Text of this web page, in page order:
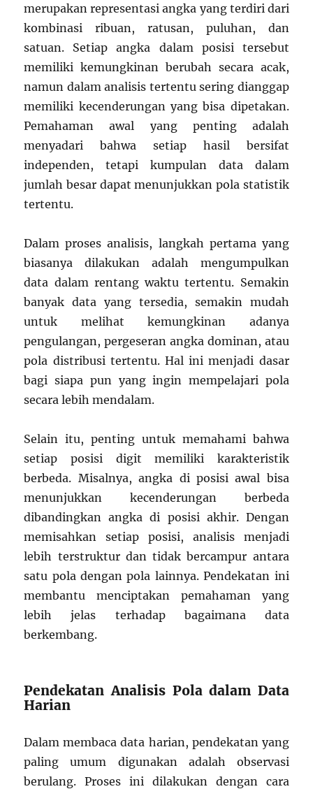
merupakan representasi angka yang terdiri dari
kombinasi ribuan, ratusan, puluhan, dan
satuan. Setiap angka dalam posisi tersebut
memiliki kemungkinan berubah secara acak,
namun dalam analisis tertentu sering dianggap
memiliki kecenderungan yang bisa dipetakan.
Pemahaman awal yang penting adalah
menyadari bahwa setiap hasil bersifat
independen, tetapi kumpulan data dalam
jumlah besar dapat menunjukkan pola statistik
tertentu.
Dalam proses analisis, langkah pertama yang
biasanya dilakukan adalah mengumpulkan
data dalam rentang waktu tertentu. Semakin
banyak data yang tersedia, semakin mudah
untuk melihat kemungkinan adanya
pengulangan, pergeseran angka dominan, atau
pola distribusi tertentu. Hal ini menjadi dasar
bagi siapa pun yang ingin mempelajari pola
secara lebih mendalam.
Selain itu, penting untuk memahami bahwa
setiap posisi digit memiliki karakteristik
berbeda. Misalnya, angka di posisi awal bisa
menunjukkan kecenderungan berbeda
dibandingkan angka di posisi akhir. Dengan
memisahkan setiap posisi, analisis menjadi
lebih terstruktur dan tidak bercampur antara
satu pola dengan pola lainnya. Pendekatan ini
membantu menciptakan pemahaman yang
lebih jelas terhadap bagaimana data
berkembang.
Pendekatan Analisis Pola dalam Data
Harian
Dalam membaca data harian, pendekatan yang
paling umum digunakan adalah observasi
berulang. Proses ini dilakukan dengan cara